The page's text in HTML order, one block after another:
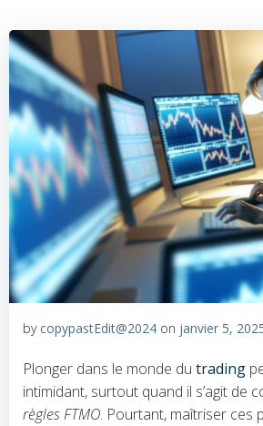
bycopypastEdit@2024 on janvier 5,
Plonger dans le monde du trading
intimidant, surtout quand il s’agit de
règles FTMO. Pourtant, maîtriser ces